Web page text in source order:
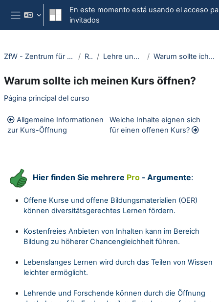
Salta al contenido principal
Panel lateral
En este momento está usando el acceso
invitados
ZfW - Zentrum für Wissenschaftsdidaktik RUBeL Lehre und Lernen öffnen Warum sollte ich meinen Kurs öffnen?
Warum sollte ich meinen Kurs öffnen?
Section outline
Página principal del curso
Allgemeine Informationen
zur Kurs-Öffnung
Welche Inhalte eignen sich
für einen offenen Kurs?
Hier finden Sie mehrere Pro - Argumente:
Offene Kurse und offene Bildungsmaterialien (OER)
können diversitätsgerechtes Lernen fördern.
Kostenfreies Anbieten von Inhalten kann im Bereich
Bildung zu höherer Chancengleichheit führen.
Lebenslanges Lernen wird durch das Teilen von Wissen
leichter ermöglicht.
Lehrende und Forschende können durch die Öffnung